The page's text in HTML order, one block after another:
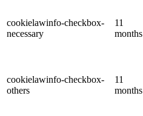
cookielawinfo-checkbox-
necessary
11
months
cookielawinfo-checkbox-
others
11
months